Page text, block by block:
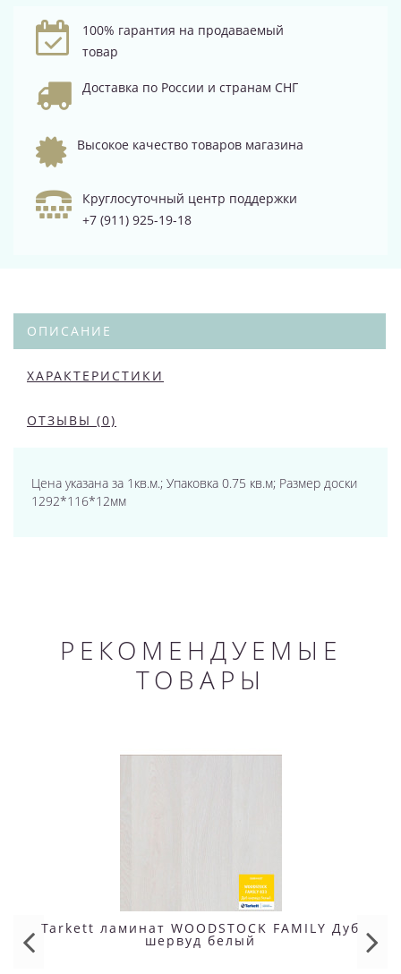
100% гарантия на продаваемый
товар
Доставка по России и странам СНГ
Высокое качество товаров магазина
Круглосуточный центр поддержки
+7 (911) 925-19-18
ОПИСАНИЕ
ХАРАКТЕРИСТИКИ
ОТЗЫВЫ (0)
Цена указана за 1кв.м.; Упаковка 0.75 кв.м; Размер доски
1292*116*12мм
РЕКОМЕНДУЕМЫЕ
ТОВАРЫ
Tarkett ламинат WOODSTOCK FAMILY Дуб
шервуд белый